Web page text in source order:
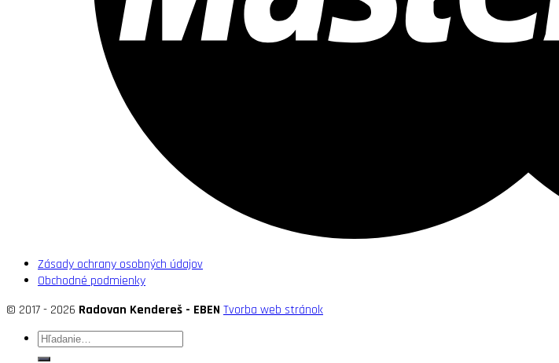
Zásady ochrany osobných údajov
Obchodné podmienky
© 2017 - 2026 Radovan Kendereš - EBEN Tvorba web stránok